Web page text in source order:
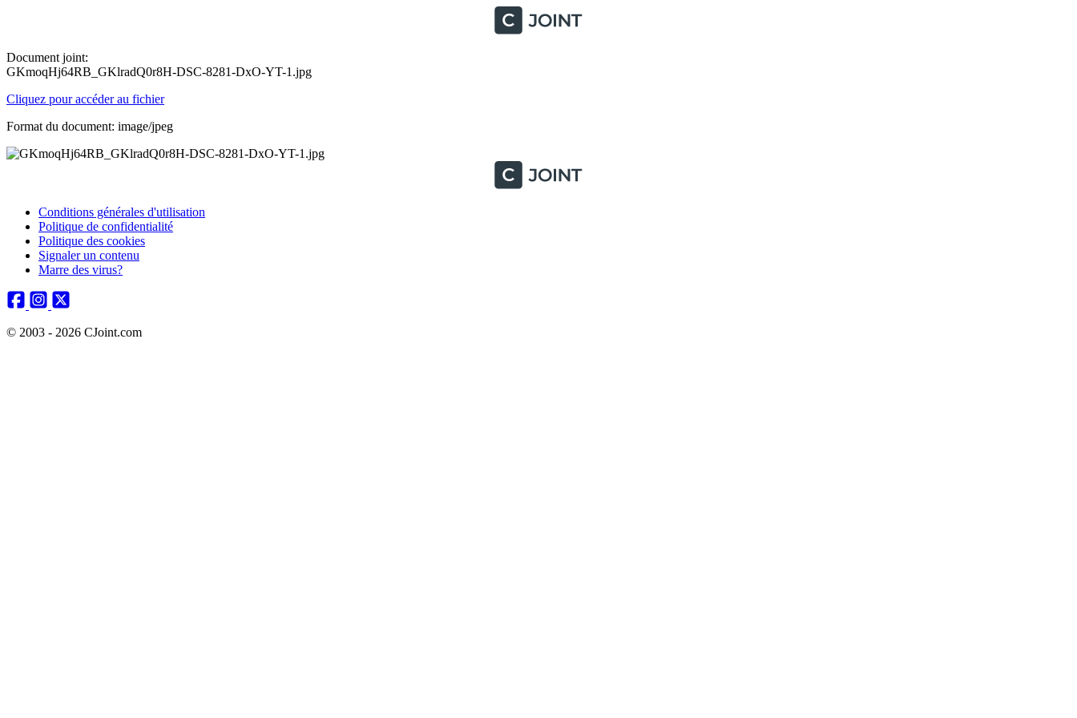
Document joint:
GKmoqHj64RB_GKlradQ0r8H-DSC-8281-DxO-YT-1.jpg
Cliquez pour accéder au fichier
Format du document: image/jpeg
Conditions générales d'utilisation
Politique de confidentialité
Politique des cookies
Signaler un contenu
Marre des virus?
© 2003 - 2026 CJoint.com